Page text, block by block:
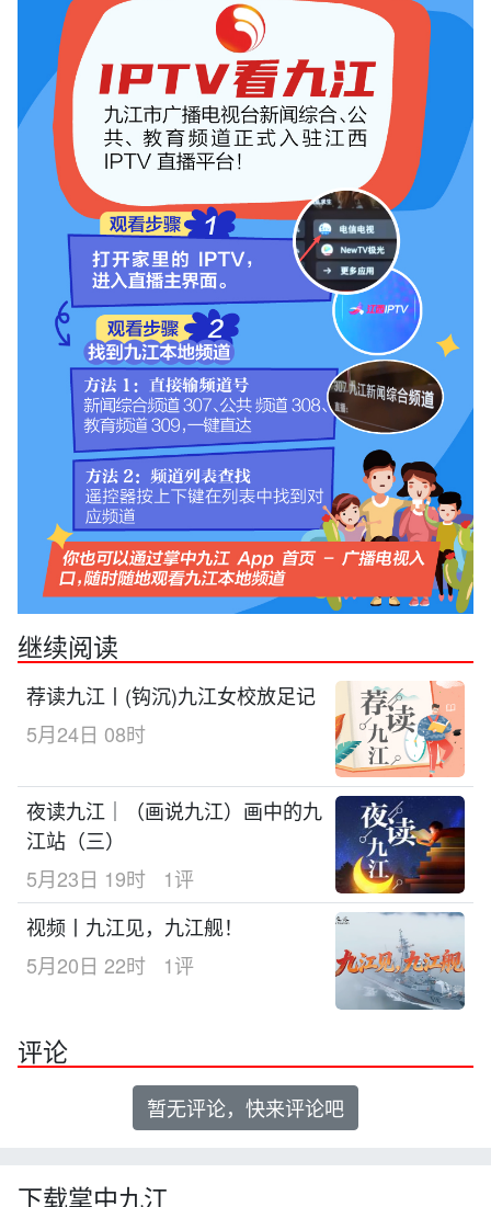
继续阅读
荐读九江丨(钩沉)九江女校放足记
5月24日 08时
夜读九江｜（画说九江）画中的九
江站（三）
5月23日 19时
1评
视频丨九江见，九江舰！
5月20日 22时
1评
评论
暂无评论，快来评论吧
下载掌中九江